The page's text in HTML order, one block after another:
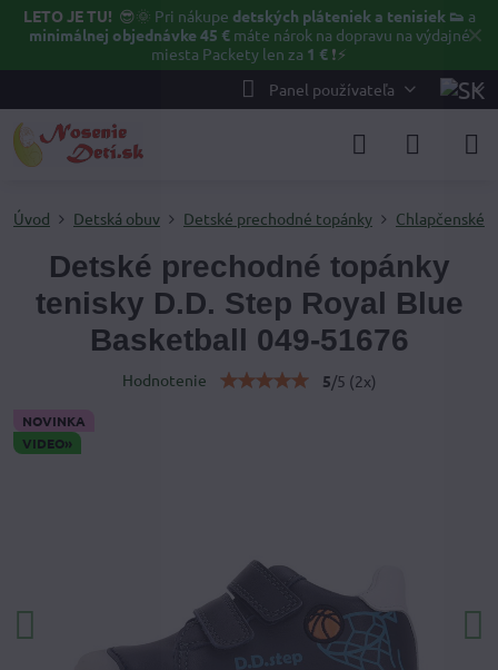
✕
LETO JE TU! 😎🌞 Pri nákupe detských pláteniek a tenisiek 👟 a
minimálnej objednávke 45 €máte nárok na dopravu na výdajné
miesta Packety len za 1 € ❗⚡️
Panel používateľa
NOVINKA
VIDEO»
Úvod Detská obuv Detské prechodné topánky Chlapčenské
Detské prechodné topánky
tenisky D.D. Step Royal Blue
Basketball 049-51676
Hodnotenie 5/5 (2x)